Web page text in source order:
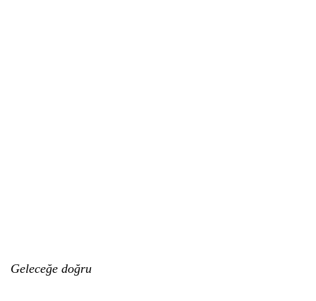
Geleceğe doğru